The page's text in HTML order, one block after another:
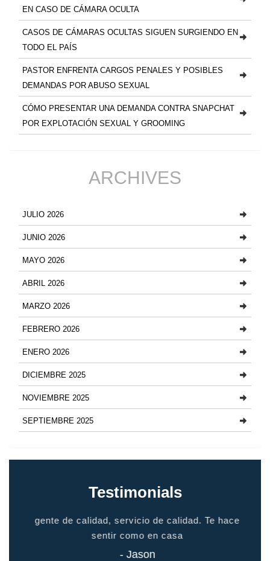
EN CASO DE CÁMARA OCULTA
CASOS DE CÁMARAS OCULTAS SIGUEN SURGIENDO EN
TODO EL PAÍS
PASTOR ENFRENTA CARGOS PENALES Y POSIBLES
DEMANDAS POR ABUSO SEXUAL
CÓMO PRESENTAR UNA DEMANDA CONTRA SNAPCHAT
POR EXPLOTACIÓN SEXUAL Y GROOMING
ARCHIVES
JULIO 2026
JUNIO 2026
MAYO 2026
ABRIL 2026
MARZO 2026
FEBRERO 2026
ENERO 2026
DICIEMBRE 2025
NOVIEMBRE 2025
SEPTIEMBRE 2025
Testimonials
gente de calidad, servicio de calidad. Te hace
sentir como en casa
- Jason